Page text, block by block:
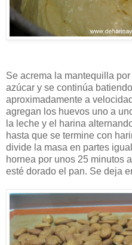
Se acrema la mantequilla
azúcar y se continúa
aproximadamente a
agregan los huevos uno a
la leche y el harina
hasta que se termine con
divide la masa en partes
hornea por unos 25 minutos
esté dorado el pan. Se deja